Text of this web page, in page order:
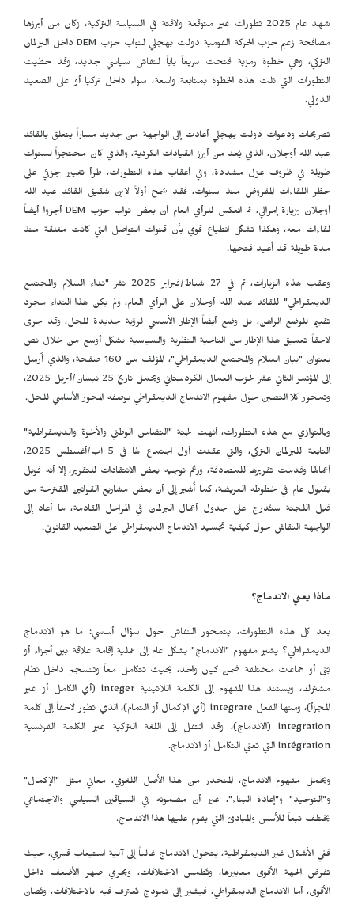
شهد عام 2025 تطورات غير متوقعة ولافتة في السياسة التركية، وكان من أبرزها
مصافحة زعيم حزب الحركة القومية دولت بهجلي لنواب حزب DEMداخل البرلمان
التركي، وهي خطوة رمزية فتحت سريعاً باباً لنقاش سياسي جديد، وقد حظيت
التطورات التي تلت هذه الخطوة بمتابعة واسعة، سواء داخل تركيا أو على الصعيد
الدولي.
تصريحات ودعوات دولت بهجلي أعادت إلى الواجهة من جديد مساراً يتعلق بالقائد
عبد الله أوجلان، الذي يُعد من أبرز القيادات الكردية، والذي كان محتجزاً لسنوات
طويلة في ظروف عزل مشددة، وفي أعقاب هذه التطورات، طرأ تغيير جزئي على
حظر اللقاءات المفروض منذ سنوات، فقد سُمح أولاً لابن شقيق القائد عبد الله
أوجلان بزيارة إمرالي، ثم انعكس للرأي العام أن بعض نواب حزب DEMأجروا أيضاً
لقاءات معه، وهكذا تشكّل انطباع قوي بأن قنوات التواصل التي كانت مغلقة منذ
مدة طويلة قد أُعيد فتحها.
وعقب هذه الزيارات، تم في 27 شباط/فبراير 2025 نشر "نداء السلام والمجتمع
الديمقراطي" للقائد عبد الله أوجلان على الرأي العام، ولم يكن هذا النداء مجرد
تقييم للوضع الراهن، بل وضع أيضاً الإطار الأساسي لرؤية جديدة للحل، وقد جرى
لاحقاً تعميق هذا الإطار من الناحية النظرية والسياسية بشكل أوسع من خلال نص
بعنوان "بيان السلام والمجتمع الديمقراطي"، المؤلف من 160 صفحة، والذي أُرسل
إلى المؤتمر الثاني عشر لحزب العمال الكردستاني ويحمل تاريخ 25 نيسان/أبريل 2025،
وتمحور كلا النصين حول مفهوم الاندماج الديمقراطي بوصفه المحور الأساسي للحل.
وبالتوازي مع هذه التطورات، أنهت لجنة "التضامن الوطني والأخوة والديمقراطية"
التابعة للبرلمان التركي، والتي عقدت أول اجتماع لها في 5 آب/أغسطس 2025،
أعمالها وقدمت تقريرها للمصادقة، ورغم توجيه بعض الانتقادات للتقرير، إلا أنه قوبل
بقبول عام في خطوطه العريضة، كما أُشير إلى أن بعض مشاريع القوانين المقترحة من
قبل اللجنة ستُدرج على جدول أعمال البرلمان في المراحل القادمة، ما أعاد إلى
الواجهة النقاش حول كيفية تجسيد الاندماج الديمقراطي على الصعيد القانوني.
ماذا يعني الاندماج؟
بعد كل هذه التطورات، يتمحور النقاش حول سؤال أساسي: ما هو الاندماج
الديمقراطي؟ يشير مفهوم "الاندماج" بشكل عام إلى عملية إقامة علاقة بين أجزاء أو
بُنى أو جماعات مختلفة ضمن كيان واحد، بحيث تتكامل معاً وتنسجم داخل نظام
مشترك، ويستند هذا المفهوم إلى الكلمة اللاتينية integer(أي الكامل أو غير
المجزأ)، ومنها الفعل integrare (أي الإكمال أو التمام)، الذي تطور لاحقاً إلى كلمة
integration (الاندماج)، وقد انتقل إلى اللغة التركية عبر الكلمة الفرنسية
intégration التي تعني التكامل أو الاندماج.
ويحمل مفهوم الاندماج، المنحدر من هذا الأصل اللغوي، معاني مثل "الإكمال"
و"التوحيد" و"إعادة البناء"، غير أن مضمونه في السياقين السياسي والاجتماعي
يختلف تبعاً للأسس والمبادئ التي يقوم عليها هذا الاندماج.
ففي الأشكال غير الديمقراطية، يتحول الاندماج غالباً إلى آلية استيعاب قسري، حيث
تفرض الجهة الأقوى معاييرها، وتُطمس الاختلافات، ويجري صهر الأضعف داخل
الأقوى، أما الاندماج الديمقراطي، فيشير إلى نموذج تُعترف فيه بالاختلافات، وتُصان